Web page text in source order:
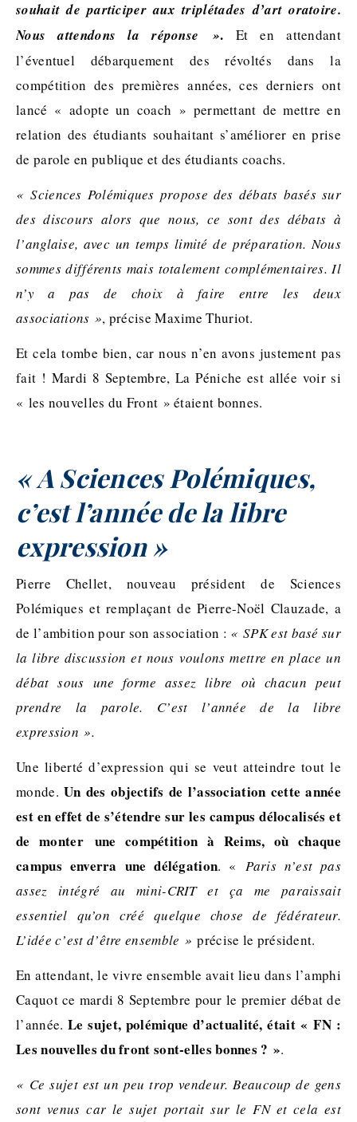
souhait de participer aux triplétades d’art oratoire.
Nous attendons la réponse ». Et en attendant
l’éventuel débarquement des révoltés dans la
compétition des premières années, ces derniers ont
lancé « adopte un coach » permettant de mettre en
relation des étudiants souhaitant s’améliorer en prise
de parole en publique et des étudiants coachs.
« Sciences Polémiques propose des débats basés sur
des discours alors que nous, ce sont des débats à
l’anglaise, avec un temps limité de préparation. Nous
sommes différents mais totalement complémentaires. Il
n’y a pas de choix à faire entre les deux
associations », précise Maxime Thuriot.
Et cela tombe bien, car nous n’en avons justement pas
fait ! Mardi 8 Septembre, La Péniche est allée voir si
« les nouvelles du Front » étaient bonnes.
« A Sciences Polémiques,
c’est l’année de la libre
expression »
Pierre Chellet, nouveau président de Sciences
Polémiques et remplaçant de Pierre-Noël Clauzade, a
de l’ambition pour son association : «SPK est basé sur
la libre discussion et nous voulons mettre en place un
débat sous une forme assez libre où chacun peut
prendre la parole. C’est l’année de la libre
expression ».
Une liberté d’expression qui se veut atteindre tout le
monde.Un des objectifs de l’association cette année
est en effet de s’étendre sur les campus délocalisés et
de monter une compétition à Reims, où chaque
campus enverra une délégation. «Paris n’est pas
assez intégré au mini-CRIT et ça me paraissait
essentiel qu’on créé quelque chose de fédérateur.
L’idée c’est d’être ensemble » précise le président.
En attendant, le vivre ensemble avait lieu dans l’amphi
Caquot ce mardi 8 Septembre pour le premier débat de
l’année.Le sujet, polémique d’actualité, était « FN :
Les nouvelles du front sont-elles bonnes ? ».
« Ce sujet est un peu trop vendeur. Beaucoup de gens
sont venus car le sujet portait sur le FN et cela est